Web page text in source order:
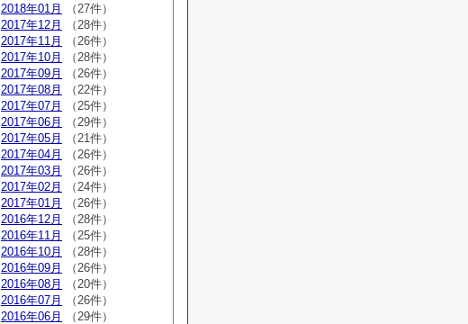
2018年01月
（27件）
2017年12月
（28件）
2017年11月
（26件）
2017年10月
（28件）
2017年09月
（26件）
2017年08月
（22件）
2017年07月
（25件）
2017年06月
（29件）
2017年05月
（21件）
2017年04月
（26件）
2017年03月
（26件）
2017年02月
（24件）
2017年01月
（26件）
2016年12月
（28件）
2016年11月
（25件）
2016年10月
（28件）
2016年09月
（26件）
2016年08月
（20件）
2016年07月
（26件）
2016年06月
（29件）